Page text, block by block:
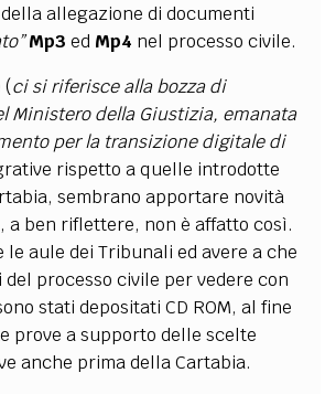
allegazione di documenti
Mp3 ed Mp4 nel processo civile.
(ci si riferisce alla bozza di
Ministero della Giustizia, emanata
per la transizione digitale di
rispetto a quelle introdotte
sembrano apportare novità
a ben riflettere, non è affatto così.
aule dei Tribunali ed avere a che
processo civile per vedere con
stati depositati CD ROM, al fine
prove a supporto delle scelte
anche prima della Cartabia.